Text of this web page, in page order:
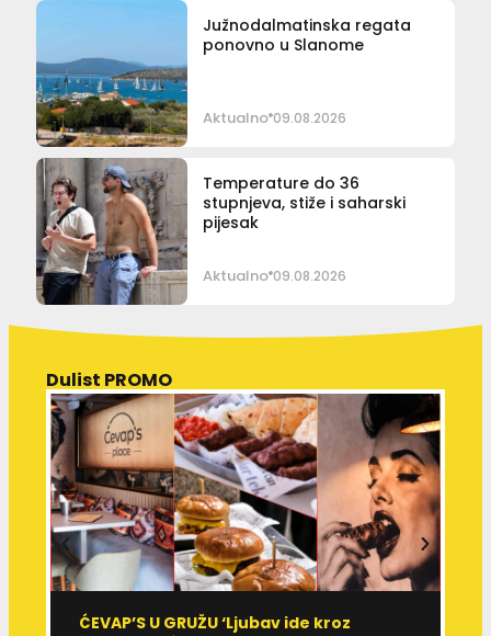
Južnodalmatinska regata
ponovno u Slanome
Aktualno 09.08.2026
Temperature do 36
stupnjeva, stiže i saharski
pijesak
Aktualno 09.08.2026
Dulist PROMO
ĆEVAP’S U GRUŽU ‘Ljubav ide kroz